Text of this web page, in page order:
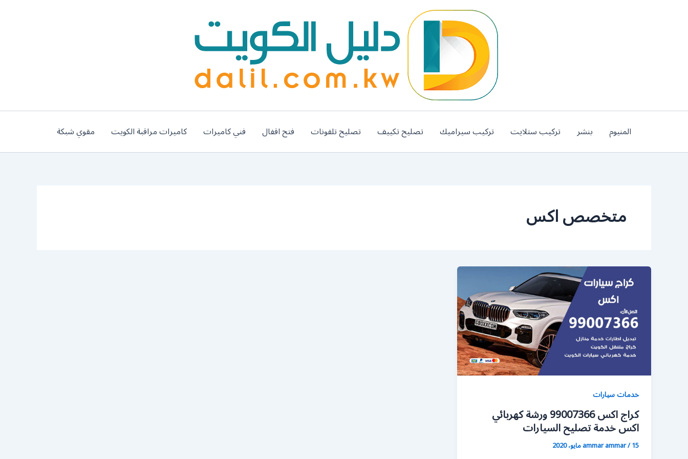
المنيوم بنشر تركيب ستلايت تركيب سيراميك تصليح تكييف تصليح تلفونات فتح اقفال فني كاميرات كاميرات مراقبة الكويت مقوي شبكة
متخصص اكس
خدمات سيارات
كراج اكس 99007366 ورشة كهربائي
اكس خدمة تصليح السيارات
ammar ammar/15 مايو، 2020